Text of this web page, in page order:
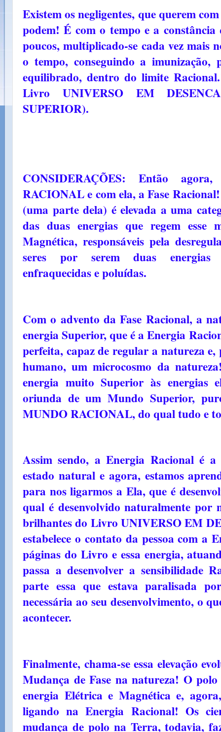
Existem os negligentes, que querem
podem! É com o tempo e a
poucos, multiplicado-se cada vez mais
o tempo, conseguindo a
equilibrado, dentro do limite
Livro UNIVERSO EM
SUPERIOR).
CONSIDERAÇÕES: Então
RACIONAL e com ela, a Fase
(uma parte dela) é elevada a uma
das duas energias que regem esse
Magnética, responsáveis pela
seres por serem duas energias
enfraquecidas e poluídas.
Com o advento da Fase Racional, a
energia Superior, que é a Energia
perfeita, capaz de regular a natureza
humano, um microcosmo da
energia muito Superior às energias
oriunda de um Mundo Superior,
MUNDO RACIONAL, do qual tudo e
Assim sendo, a Energia Racional é
estado natural e agora, estamos
para nos ligarmos a Ela, que é
qual é desenvolvido naturalmente por
brilhantes do Livro UNIVERSO EM
estabelece o contato da pessoa com a
páginas do Livro e essa energia,
passa a desenvolver a sensibilidade
parte essa que estava paralisada
necessária ao seu desenvolvimento, o
acontecer.
Finalmente, chama-se essa elevação
Mudança de Fase na natureza! O
energia Elétrica e Magnética e,
ligando na Energia Racional! Os
mudança de polo na Terra, todavia,